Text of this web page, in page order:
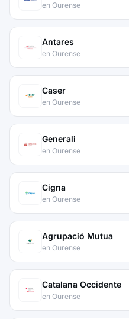
en Ourense
Antares
en Ourense
Caser
en Ourense
Generali
en Ourense
Cigna
en Ourense
Agrupació Mutua
en Ourense
Catalana Occidente
en Ourense